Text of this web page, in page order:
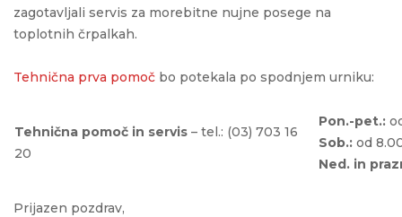
zagotavljali servis za morebitne nujne posege na
toplotnih črpalkah.
Tehnična prva pomoč bo potekala po spodnjem urniku:
Tehnična pomoč in servis – tel.: (03) 703 16
20
Pon.-pet.:
Sob.: od
Ned. in
Prijazen pozdrav,